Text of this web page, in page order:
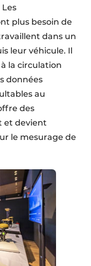
plus besoin de
dans un
leur véhicule. Il
la circulation
données
au
des
et devient
le mesurage de